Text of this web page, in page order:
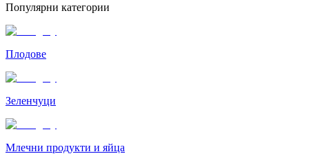
Популярни категории
Плодове
Зеленчуци
Млечни продукти и яйца